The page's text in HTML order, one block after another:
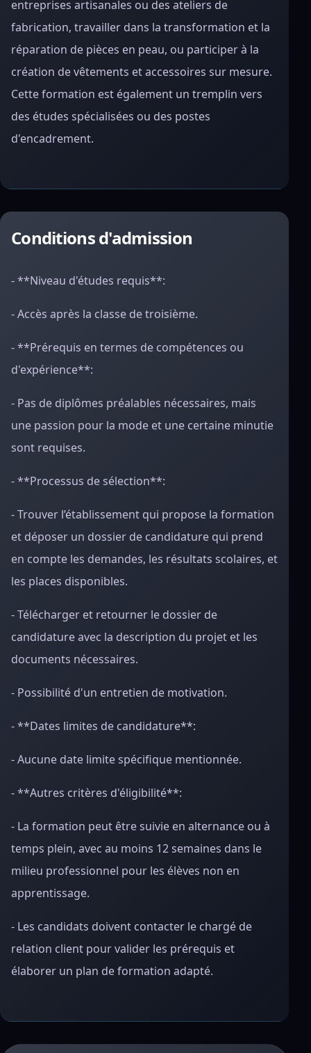
entreprises artisanales ou des ateliers de
fabrication, travailler dans la transformation et la
réparation de pièces en peau, ou participer à la
création de vêtements et accessoires sur mesure.
Cette formation est également un tremplin vers
des études spécialisées ou des postes
d'encadrement.
Conditions d'admission
- **Niveau d'études requis**:
- Accès après la classe de troisième.
- **Prérequis en termes de compétences ou
d'expérience**:
- Pas de diplômes préalables nécessaires, mais
une passion pour la mode et une certaine minutie
sont requises.
- **Processus de sélection**:
- Trouver l’établissement qui propose la formation
et déposer un dossier de candidature qui prend
en compte les demandes, les résultats scolaires, et
les places disponibles.
- Télécharger et retourner le dossier de
candidature avec la description du projet et les
documents nécessaires.
- Possibilité d'un entretien de motivation.
- **Dates limites de candidature**:
- Aucune date limite spécifique mentionnée.
- **Autres critères d'éligibilité**:
- La formation peut être suivie en alternance ou à
temps plein, avec au moins 12 semaines dans le
milieu professionnel pour les élèves non en
apprentissage.
- Les candidats doivent contacter le chargé de
relation client pour valider les prérequis et
élaborer un plan de formation adapté.